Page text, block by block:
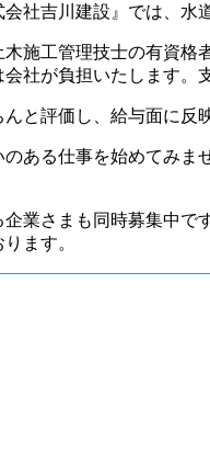
社吉川建設』では、水
施工管理技士の有資格
社が負担いたします。
と評価し、給与面に反
ある仕事を始めてみ
業さまも同時募集中
ます。